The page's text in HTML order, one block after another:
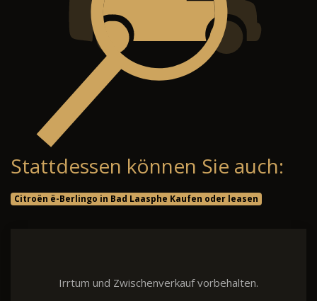
Stattdessen können Sie auch:
Citroën ë-Berlingo in Bad Laasphe Kaufen oder leasen
Irrtum und Zwischenverkauf vorbehalten.